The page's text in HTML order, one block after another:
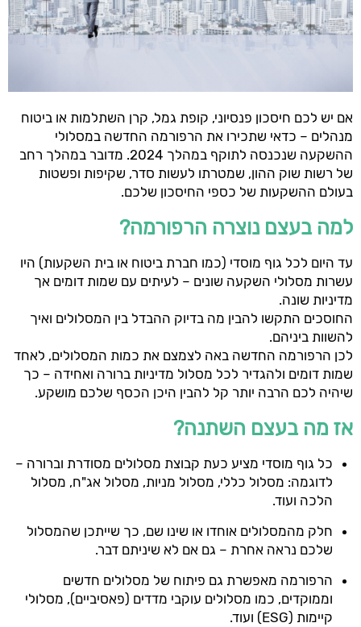
אם יש לכם חיסכון פנסיוני, קופת גמל, קרן השתלמות או ביטוח
מנהלים – כדאי שתכירו את הרפורמה החדשה במסלולי
ההשקעה שנכנסה לתוקף במהלך 2024. מדובר במהלך רחב
של רשות שוק ההון, שמטרתו לעשות סדר, שקיפות ופשטות
בעולם ההשקעות של כספי החיסכון שלכם.
למה בעצם נוצרה הרפורמה?
עד היום לכל גוף מוסדי (כמו חברת ביטוח או בית השקעות) היו
עשרות מסלולי השקעה שונים – לעיתים עם שמות דומים אך
מדיניות שונה.
החוסכים התקשו להבין מה בדיוק ההבדל בין המסלולים ואיך
להשוות ביניהם.
לכן הרפורמה החדשה באה לצמצם את כמות המסלולים, לאחד
שמות דומים ולהגדיר לכל מסלול מדיניות ברורה ואחידה – כך
שיהיה לכם הרבה יותר קל להבין היכן הכסף שלכם מושקע.
אז מה בעצם השתנה?
כל גוף מוסדי מציע כעת קבוצת מסלולים מסודרת וברורה –
לדוגמה: מסלול כללי, מסלול מניות, מסלול אג"ח, מסלול
הלכה ועוד.
חלק מהמסלולים אוחדו או שינו שם, כך שייתכן שהמסלול
שלכם נראה אחרת – גם אם לא שיניתם דבר.
הרפורמה מאפשרת גם פיתוח של מסלולים חדשים
וממוקדים, כמו מסלולים עוקבי מדדים (פאסיביים), מסלולי
קיימות (ESG) ועוד.